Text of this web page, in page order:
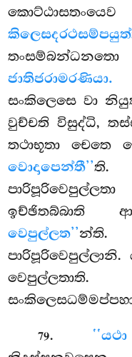
තංසම්බන්ධනතො
ජාතිජරාමරණියා.
සංකිලෙසෙ වා
වුච්චති විසුද්ධි,
තථාභූතා චෙතෙ
වොදාපෙන්තී’’ති.
ඉච්ඡිතබ්බාති
වෙපුල්ලත’’
79.